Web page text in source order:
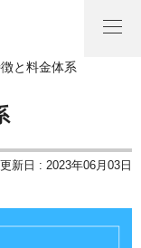
と料金体系
更新日 : 2023年06月03日